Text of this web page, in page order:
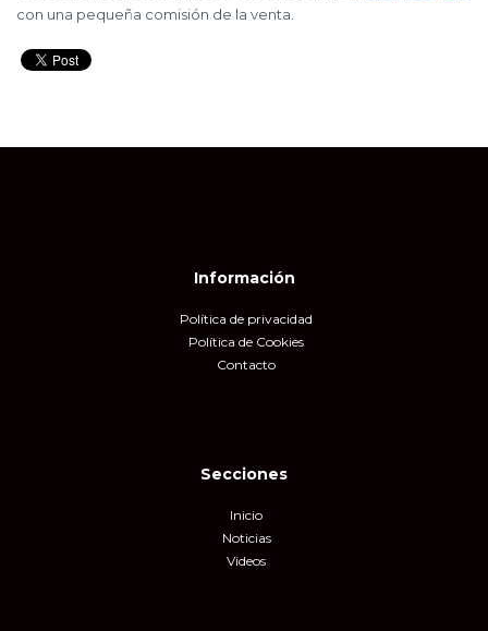
con una pequeña comisión de la venta.
Información
Política de privacidad
Política de Cookies
Contacto
Secciones
Inicio
Noticias
Videos